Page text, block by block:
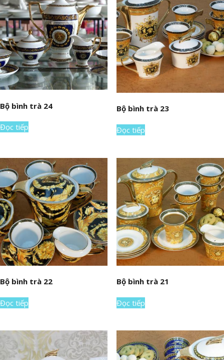
Bộ bình trà 24
Đọc tiếp
Bộ bình trà 23
Đọc tiếp
Bộ bình trà 22
Đọc tiếp
Bộ bình trà 21
Đọc tiếp